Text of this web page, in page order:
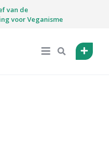
van de
voor Veganisme